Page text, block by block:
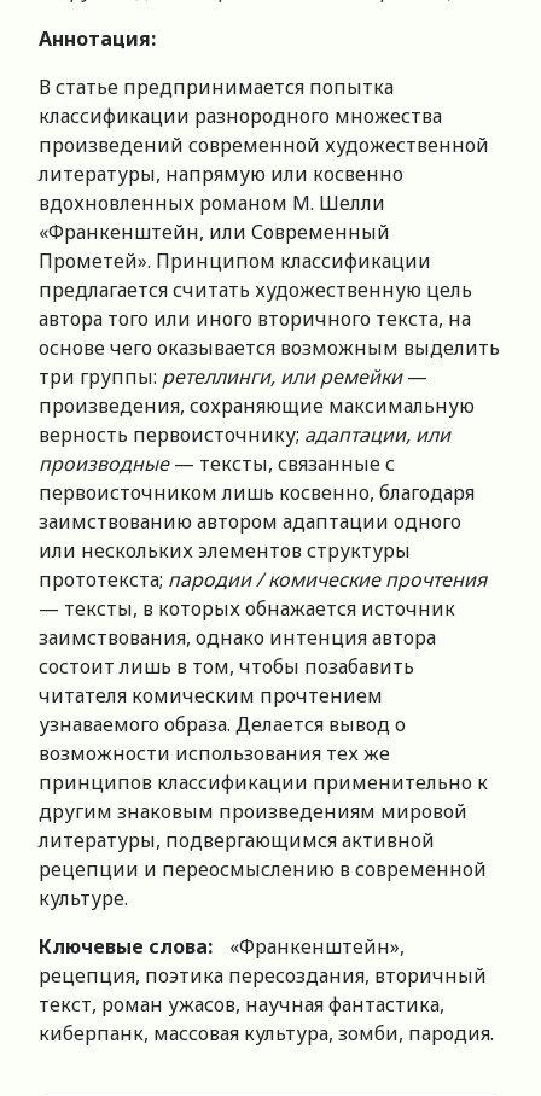
Аннотация:
В статье предпринимается попытка
классификации разнородного множества
произведений современной художественной
литературы, напрямую или косвенно
вдохновленных романом М. Шелли
«Франкенштейн, или Современный
Прометей». Принципом классификации
предлагается считать художественную цель
автора того или иного вторичного текста, на
основе чего оказывается возможным выделить
три группы: ретеллинги, или ремейки—
произведения, сохраняющие максимальную
верность первоисточнику; адаптации, или
производные— тексты, связанные с
первоисточником лишь косвенно, благодаря
заимствованию автором адаптации одного
или нескольких элементов структуры
прототекста; пародии / комические прочтения
— тексты, в которых обнажается источник
заимствования, однако интенция автора
состоит лишь в том, чтобы позабавить
читателя комическим прочтением
узнаваемого образа. Делается вывод о
возможности использования тех же
принципов классификации применительно к
другим знаковым произведениям мировой
литературы, подвергающимся активной
рецепции и переосмыслению в современной
культуре.
Ключевые слова:
«Франкенштейн»,
рецепция, поэтика пересоздания, вторичный
текст, роман ужасов, научная фантастика,
киберпанк, массовая культура, зомби, пародия.